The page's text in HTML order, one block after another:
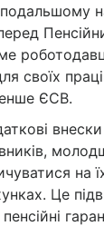
подальшому
своїх
ЄСВ.
на
Це